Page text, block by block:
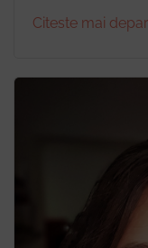
Citeste mai